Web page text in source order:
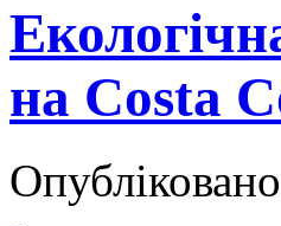
на Costa
Опубліковано